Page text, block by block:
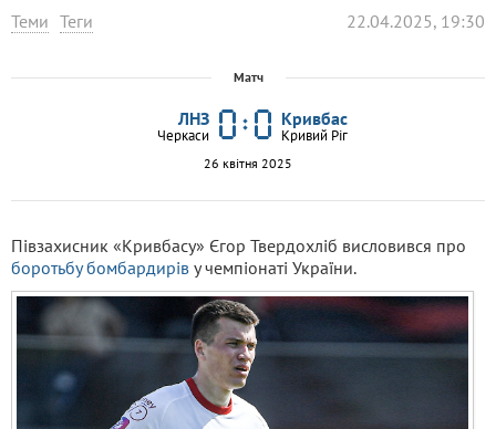
Теми Теги 22.04.2025, 19:30
Матч
ЛНЗ
Черкаси
Кривбас
Кривий Ріг
26 квітня 2025
Півзахисник «Кривбасу» Єгор Твердохліб висловився про
боротьбу бомбардирів у чемпіонаті України.